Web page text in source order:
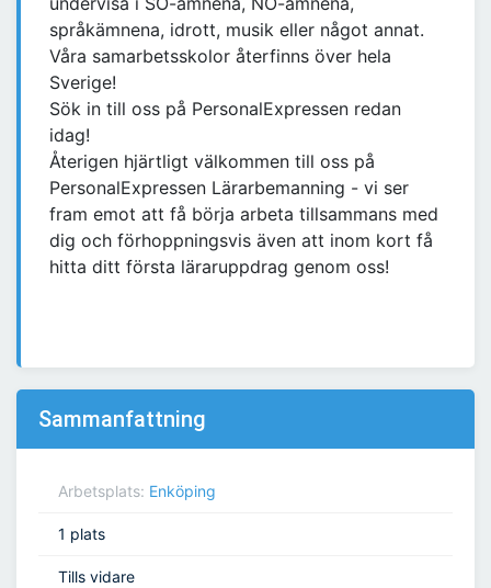
språkämnena, idrott, musik eller något annat.
Våra samarbetsskolor återfinns över hela
Sverige!
Sök in till oss på PersonalExpressen redan
idag!
Återigen hjärtligt välkommen till oss på
PersonalExpressen Lärarbemanning - vi ser
fram emot att få börja arbeta tillsammans med
dig och förhoppningsvis även att inom kort få
hitta ditt första läraruppdrag genom oss!
Sammanfattning
Arbetsplats: Enköping
1 plats
Tills vidare